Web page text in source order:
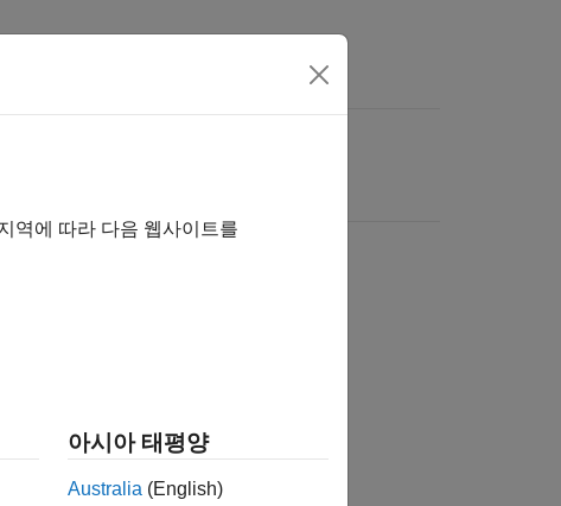
역에 따라 다음 웹사이트를
아시아 태평양
Australia (English)